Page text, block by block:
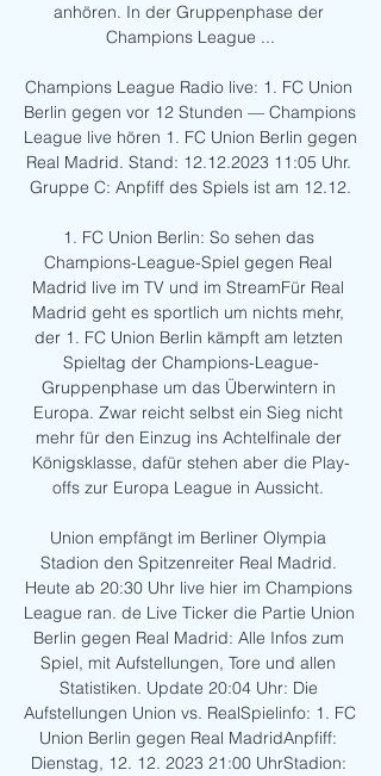
anhören. In der Gruppenphase der
Champions League ...
Champions League Radio live: 1. FC Union
Berlin gegen vor 12 Stunden — Champions
League live hören 1. FC Union Berlin gegen
Real Madrid. Stand: 12.12.2023 11:05 Uhr.
Gruppe C: Anpfiff des Spiels ist am 12.12.
1. FC Union Berlin: So sehen das
Champions-League-Spiel gegen Real
Madrid live im TV und im StreamFür Real
Madrid geht es sportlich um nichts mehr,
der 1. FC Union Berlin kämpft am letzten
Spieltag der Champions-League-
Gruppenphase um das Überwintern in
Europa. Zwar reicht selbst ein Sieg nicht
mehr für den Einzug ins Achtelfinale der
Königsklasse, dafür stehen aber die Play-
offs zur Europa League in Aussicht.
Union empfängt im Berliner Olympia
Stadion den Spitzenreiter Real Madrid.
Heute ab 20:30 Uhr live hier im Champions
League ran. de Live Ticker die Partie Union
Berlin gegen Real Madrid: Alle Infos zum
Spiel, mit Aufstellungen, Tore und allen
Statistiken. Update 20:04 Uhr: Die
Aufstellungen Union vs. RealSpielinfo: 1. FC
Union Berlin gegen Real MadridAnpfiff:
Dienstag, 12. 12. 2023 21:00 UhrStadion: